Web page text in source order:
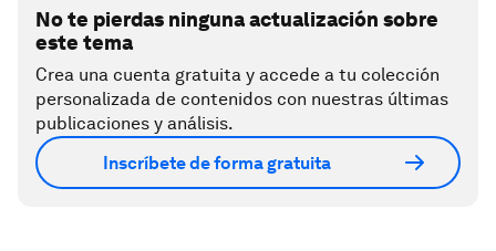
No te pierdas ninguna actualización sobre
este tema
Crea una cuenta gratuita y accede a tu colección
personalizada de contenidos con nuestras últimas
publicaciones y análisis.
Inscríbete de forma gratuita